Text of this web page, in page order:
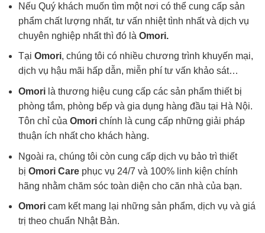
Nếu Quý khách muốn tìm một nơi có thể cung cấp sản
phẩm chất lượng nhất, tư vấn nhiệt tình nhất và dịch vụ
chuyên nghiệp nhất thì đó là Omori.
Tại Omori, chúng tôi có nhiều chương trình khuyến mại,
dịch vụ hậu mãi hấp dẫn, miễn phí tư vấn khảo sát…
Omori là thương hiệu cung cấp các sản phẩm thiết bị
phòng tắm, phòng bếp và gia dụng hàng đầu tại Hà Nội.
Tôn chỉ của Omorichính là cung cấp những giải pháp
thuận ích nhất cho khách hàng.
Ngoài ra, chúng tôi còn cung cấp dịch vụ bảo trì thiết
bị Omori Carephục vụ 24/7 và 100% linh kiện chính
hãng nhằm chăm sóc toàn diện cho căn nhà của bạn.
Omoricam kết mang lại những sản phẩm, dịch vụ và giá
trị theo chuẩn Nhật Bản.